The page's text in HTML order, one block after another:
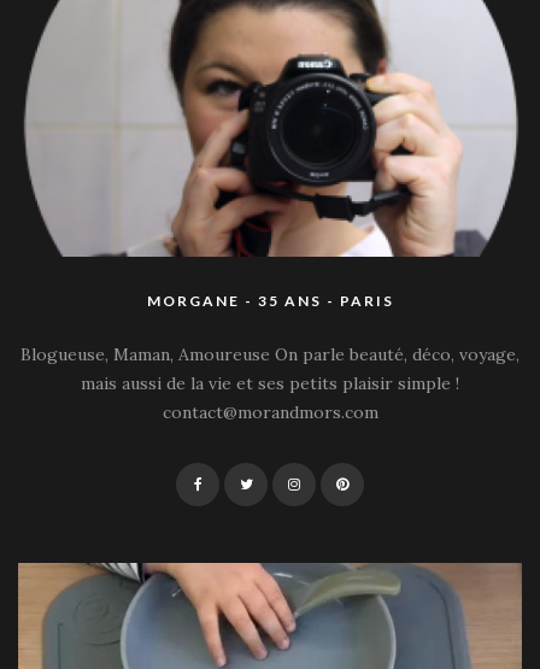
MORGANE - 35 ANS - PARIS
Blogueuse, Maman, Amoureuse On parle beauté, déco, voyage,
mais aussi de la vie et ses petits plaisir simple !
contact@morandmors.com